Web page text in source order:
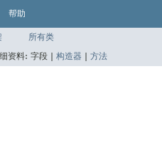
帮助
所有类
资料: 字段 | 构造器 方法